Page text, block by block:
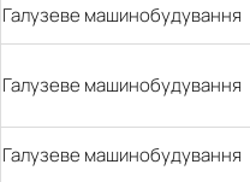
Галузеве машинобудування
Галузеве машинобудування
Галузеве машинобудування